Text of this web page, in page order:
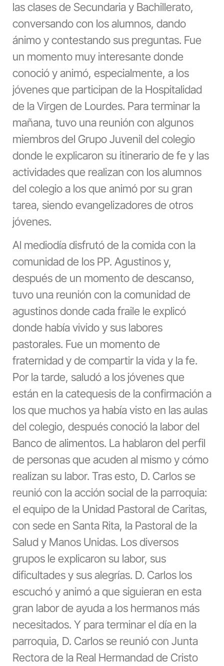
las clases de Secundaria y Bachillerato,
conversando con los alumnos, dando
ánimo y contestando sus preguntas. Fue
un momento muy interesante donde
conoció y animó, especialmente, a los
jóvenes que participan de la Hospitalidad
de la Virgen de Lourdes. Para terminar la
mañana, tuvo una reunión con algunos
miembros del Grupo Juvenil del colegio
donde le explicaron su itinerario de fe y las
actividades que realizan con los alumnos
del colegio a los que animó por su gran
tarea, siendo evangelizadores de otros
jóvenes.
Al mediodía disfrutó de la comida con la
comunidad de los PP. Agustinos y,
después de un momento de descanso,
tuvo una reunión con la comunidad de
agustinos donde cada fraile le explicó
donde había vivido y sus labores
pastorales. Fue un momento de
fraternidad y de compartir la vida y la fe.
Por la tarde, saludó a los jóvenes que
están en la catequesis de la confirmación a
los que muchos ya había visto en las aulas
del colegio, después conoció la labor del
Banco de alimentos. La hablaron del perfil
de personas que acuden al mismo y cómo
realizan su labor. Tras esto, D. Carlos se
reunió con la acción social de la parroquia:
el equipo de la Unidad Pastoral de Caritas,
con sede en Santa Rita, la Pastoral de la
Salud y Manos Unidas. Los diversos
grupos le explicaron su labor, sus
dificultades y sus alegrías. D. Carlos los
escuchó y animó a que siguieran en esta
gran labor de ayuda a los hermanos más
necesitados. Y para terminar el día en la
parroquia, D. Carlos se reunió con Junta
Rectora de la Real Hermandad de Cristo